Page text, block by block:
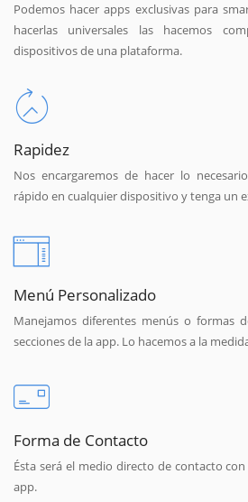
Podemos hacer apps exclusivas para
hacerlas universales las hacemos
dispositivos de una plataforma.
Rapidez
Nos encargaremos de hacer lo
rápido en cualquier dispositivo y tenga un
Menú Personalizado
Manejamos diferentes menús o formas
secciones de la app. Lo hacemos a la
Forma de Contacto
Ésta será el medio directo de contacto
app.